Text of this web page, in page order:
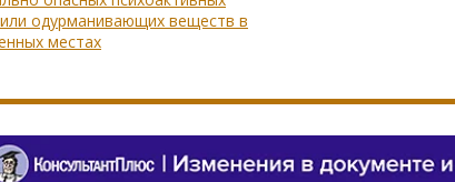
одурманивающих веществ в
местах